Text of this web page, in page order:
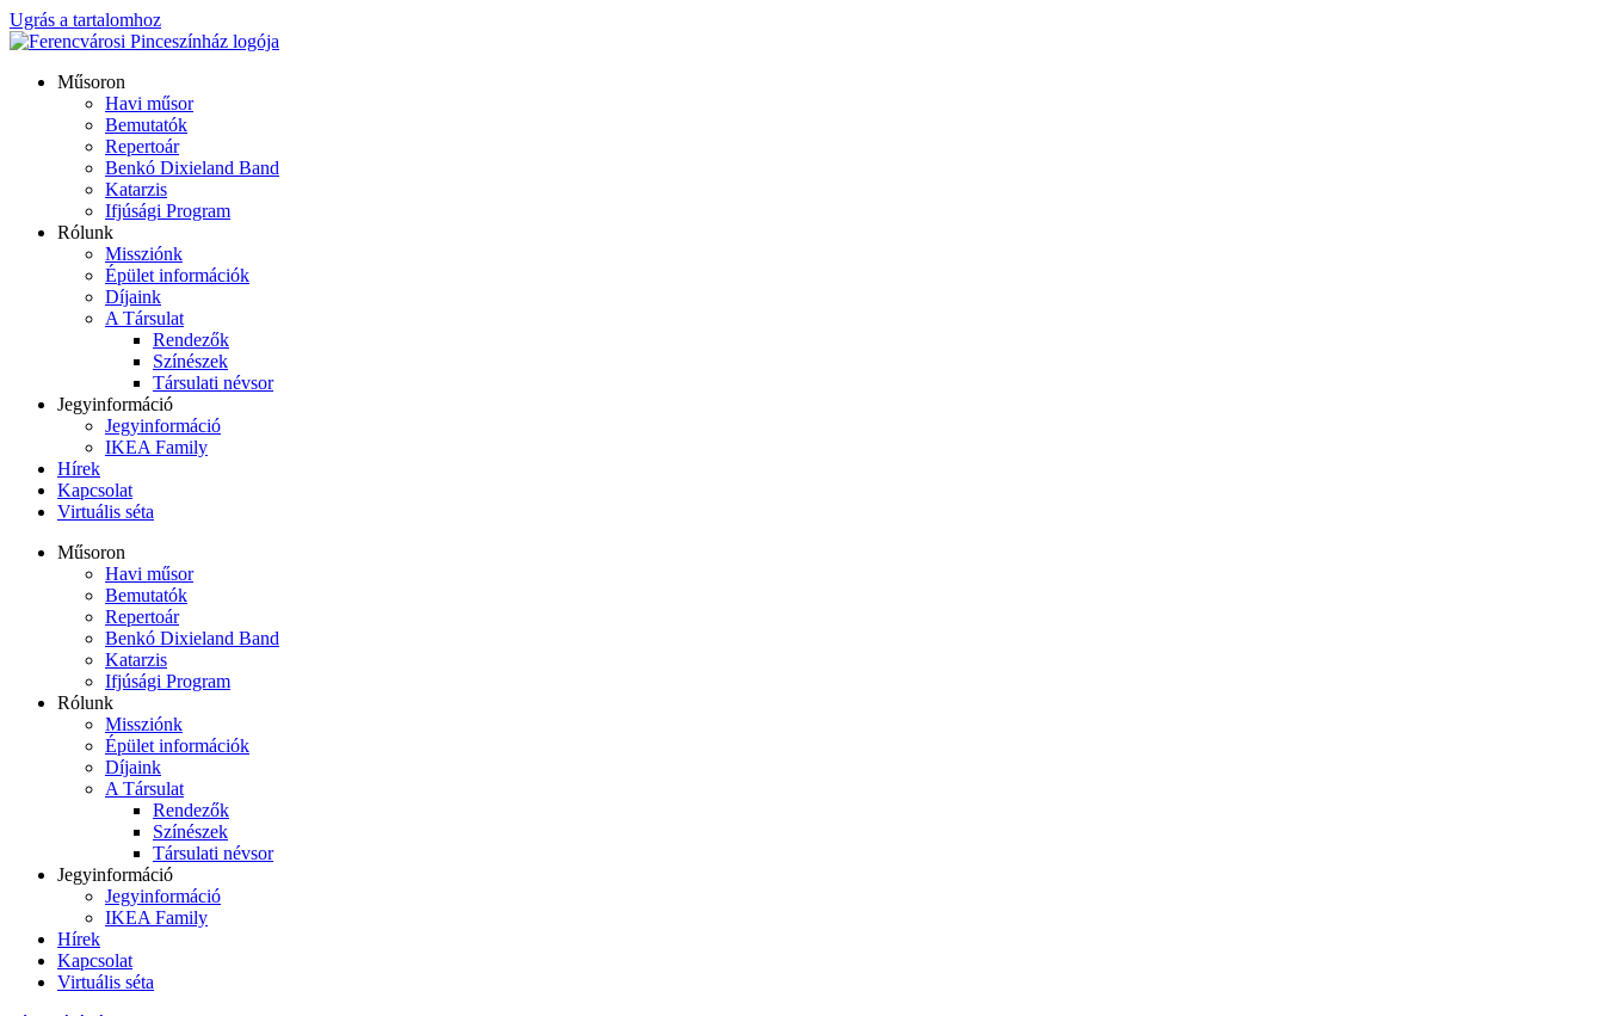
Ugrás a tartalomhoz
Műsoron
Havi műsor
Bemutatók
Repertoár
Benkó Dixieland Band
Katarzis
Ifjúsági Program
Rólunk
Missziónk
Épület információk
Díjaink
A Társulat
Rendezők
Színészek
Társulati névsor
Jegyinformáció
Jegyinformáció
IKEA Family
Hírek
Kapcsolat
Virtuális séta
Műsoron
Havi műsor
Bemutatók
Repertoár
Benkó Dixieland Band
Katarzis
Ifjúsági Program
Rólunk
Missziónk
Épület információk
Díjaink
A Társulat
Rendezők
Színészek
Társulati névsor
Jegyinformáció
Jegyinformáció
IKEA Family
Hírek
Kapcsolat
Virtuális séta